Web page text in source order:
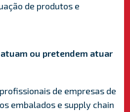
de produtos e
ou pretendem atuar
de empresas de
embalados e supply chain